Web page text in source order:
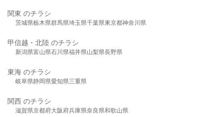
関東 のチラシ
茨城県栃木県群馬県埼玉県千葉県東京都神奈川県
甲信越・北陸 のチラシ
新潟県富山県石川県福井県山梨県長野県
東海 のチラシ
岐阜県静岡県愛知県三重県
関西 のチラシ
滋賀県京都府大阪府兵庫県奈良県和歌山県